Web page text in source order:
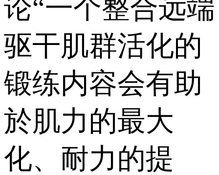
论“一个整合远端
驱干肌群活化的
锻练内容会有助
於肌力的最大
化、耐力的提